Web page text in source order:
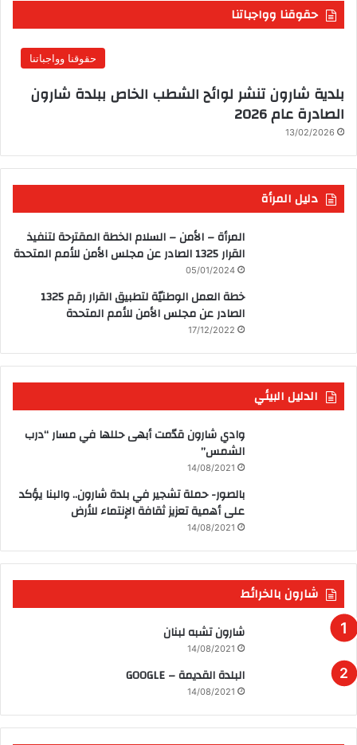
حقوقنا وواجباتنا
حقوقنا وواجباتنا
بلدية شارون تنشر لوائح الشطب الخاص ببلدة شارون
الصادرة عام 2026
13/02/2026
دليل المرأة
المرأة – الأمن – السلام الخطة المقترحة لتنفيذ
القرار 1325 الصادر عن مجلس الأمن للأمم المتحدة
05/01/2024
خطة العمل الوطنيّة لتطبيق القرار رقم 1325
الصادر عن مجلس الأمن للأمم المتحدة
17/12/2022
الدليل البيئي
وادي شارون قدّمت أبهى حللها في مسار “درب
الشمس”
14/08/2021
بالصور- حملة تشجير في بلدة شارون.. والبنا يؤكد
على أهمية تعزيز ثقافة الإنتماء للأرض
14/08/2021
شارون بالخرائط
شارون تشبه لبنان
14/08/2021
البلدة القديمة – GOOGLE
14/08/2021